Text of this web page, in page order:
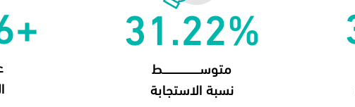
31.22%
متوســــــــــــــــــــــــــط
نسبة الاستجابة
+16276